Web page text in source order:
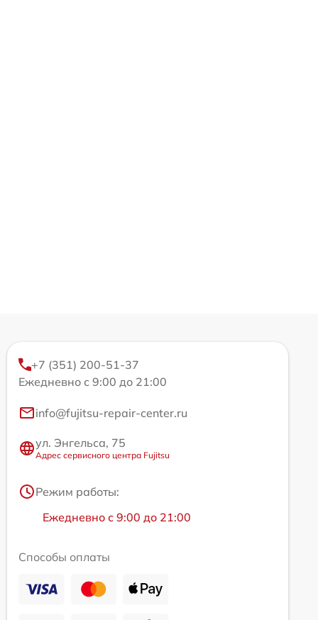
+7 (351) 200-51-37
Ежедневно с 9:00 до 21:00
info@fujitsu-repair-center.ru
ул. Энгельса, 75
Адрес сервисного центра Fujitsu
Режим работы:
Ежедневно с 9:00 до 21:00
Способы оплаты